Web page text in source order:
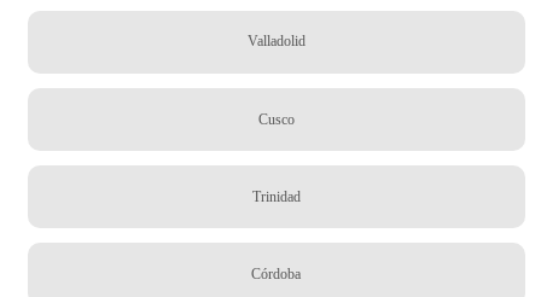
Valladolid
Cusco
Trinidad
Córdoba